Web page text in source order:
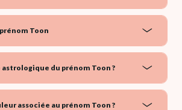
Toon
du prénom Toon ?
associée au prénom Toon ?